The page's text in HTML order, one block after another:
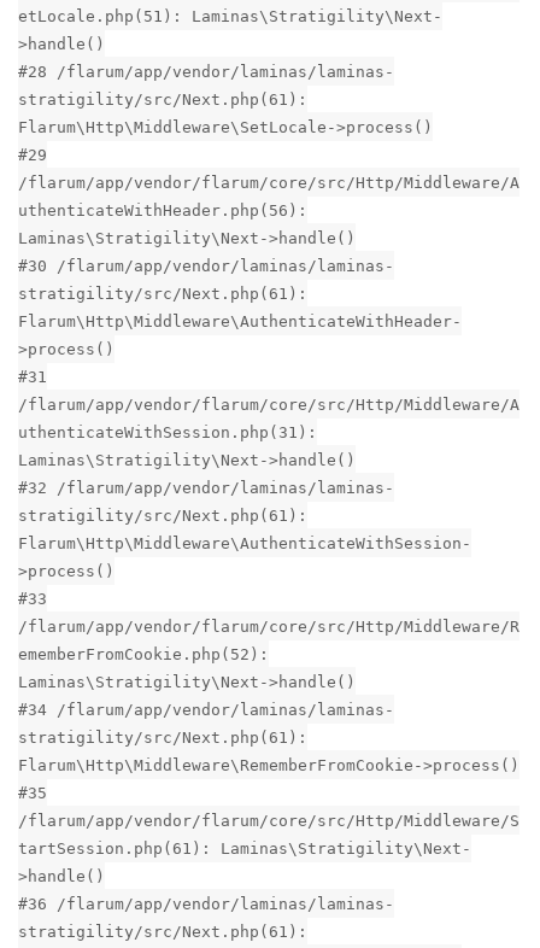
etLocale.php(51): Laminas\Stratigility\Next-
>handle()
#28 /flarum/app/vendor/laminas/laminas-
stratigility/src/Next.php(61):
Flarum\Http\Middleware\SetLocale->process()
#29
/flarum/app/vendor/flarum/core/src/Http/Middleware/A
uthenticateWithHeader.php(56):
Laminas\Stratigility\Next->handle()
#30 /flarum/app/vendor/laminas/laminas-
stratigility/src/Next.php(61):
Flarum\Http\Middleware\AuthenticateWithHeader-
>process()
#31
/flarum/app/vendor/flarum/core/src/Http/Middleware/A
uthenticateWithSession.php(31):
Laminas\Stratigility\Next->handle()
#32 /flarum/app/vendor/laminas/laminas-
stratigility/src/Next.php(61):
Flarum\Http\Middleware\AuthenticateWithSession-
>process()
#33
/flarum/app/vendor/flarum/core/src/Http/Middleware/R
ememberFromCookie.php(52):
Laminas\Stratigility\Next->handle()
#34 /flarum/app/vendor/laminas/laminas-
stratigility/src/Next.php(61):
Flarum\Http\Middleware\RememberFromCookie->process()
#35
/flarum/app/vendor/flarum/core/src/Http/Middleware/S
tartSession.php(61): Laminas\Stratigility\Next-
>handle()
#36 /flarum/app/vendor/laminas/laminas-
stratigility/src/Next.php(61):